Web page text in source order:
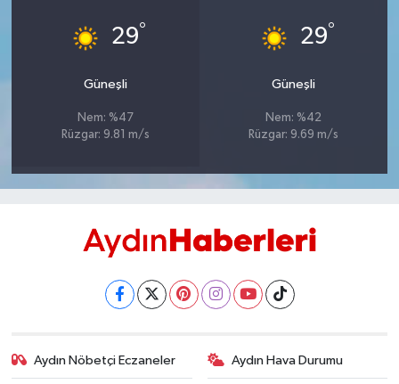
29°
Güneşli
Nem: %47
Rüzgar: 9.81 m/s
29°
Güneşli
Nem: %42
Rüzgar: 9.69 m/s
Aydın Nöbetçi Eczaneler Aydın Hava Durumu